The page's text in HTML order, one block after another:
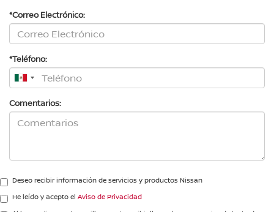
*Correo Electrónico:
*Teléfono:
Comentarios:
Deseo recibir información de servicios y productos Nissan
He leído y acepto el Aviso de Privacidad